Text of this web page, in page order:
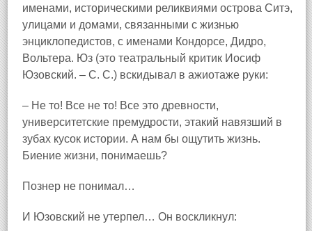
именами, историческими реликвиями острова Ситэ,
улицами и домами, связанными с жизнью
энциклопедистов, с именами Кондорсе, Дидро,
Вольтера. Юз (это театральный критик Иосиф
Юзовский. – С. С.) вскидывал в ажиотаже руки:
– Не то! Все не то! Все это древности,
университетские премудрости, этакий навязший в
зубах кусок истории. А нам бы ощутить жизнь.
Биение жизни, понимаешь?
Познер не понимал…
И Юзовский не утерпел… Он воскликнул: